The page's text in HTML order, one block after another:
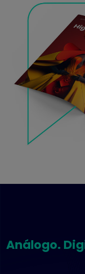
Análogo.